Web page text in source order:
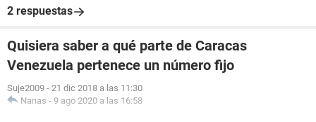
2 respuestas
Quisiera saber a qué parte de Caracas
Venezuela pertenece un número fijo
Suje2009 - 21 dic 2018 a las 11:30
Nanas - 9 ago 2020 a las 16:58